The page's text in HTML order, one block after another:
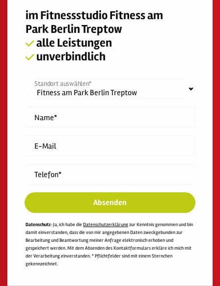
im Fitnessstudio Fitness am
Park Berlin Treptow
alle Leistungen
unverbindlich
Standort auswählen*
Name*
E-Mail
Telefon*
Absenden
Datenschutz: Ja, ich habe die Datenschutzerklärungzur Kenntnis genommen und bin
damit einverstanden, dass die von mir angegebenen Daten zweckgebunden zur
Bearbeitung und Beantwortung meiner Anfrage elektronisch erhoben und
gespeichert werden. Mit dem Absenden des Kontaktformulars erkläre ich mich mit
der Verarbeitung einverstanden. * Pflichtfelder sind mit einem Sternchen
gekennzeichnet.